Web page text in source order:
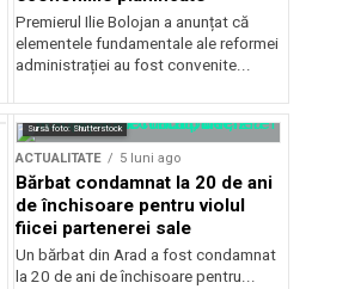
Premierul Ilie Bolojan a anunțat că
elementele fundamentale ale reformei
administrației au fost convenite...
Sursă foto: Shutterstock
ACTUALITATE 5 luni ago
Bărbat condamnat la 20 de ani
de închisoare pentru violul
fiicei partenerei sale
Un bărbat din Arad a fost condamnat
la 20 de ani de închisoare pentru...